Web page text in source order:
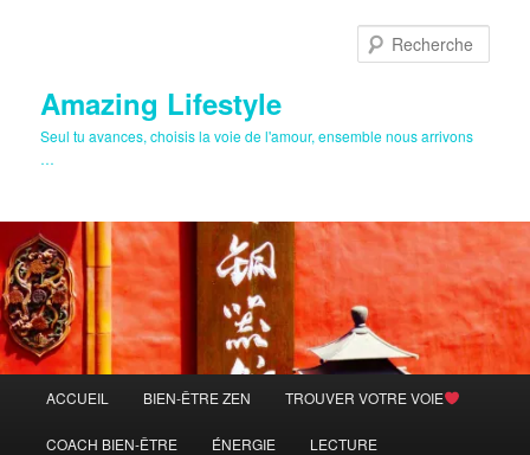
Amazing Lifestyle
Seul tu avances, choisis la voie de l'amour, ensemble nous arrivons
…
principal
ACCUEIL BIEN-ÊTRE ZEN TROUVER VOTRE VOIE
COACH BIEN-ÊTRE ÉNERGIE LECTURE